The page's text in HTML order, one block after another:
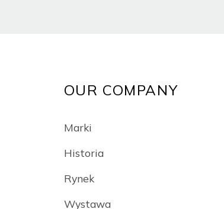
OUR COMPANY
Marki
Historia
Rynek
Wystawa